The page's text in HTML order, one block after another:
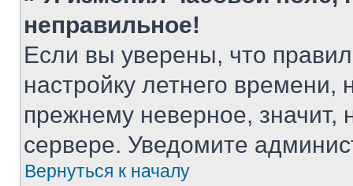
неправильное!
Если вы уверены, что
настройку летнего
прежнему неверное, значит,
сервере. Уведомите
Вернуться к началу